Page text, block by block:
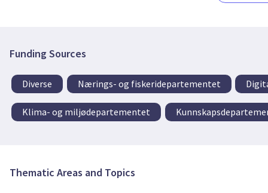
Funding Sources
Diverse Nærings- og fiskeridepartementet
Klima- og miljødepartementet
Thematic Areas and Topics